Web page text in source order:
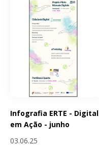
Infografia ERTE - Digital
em Ação - junho
03.06.25